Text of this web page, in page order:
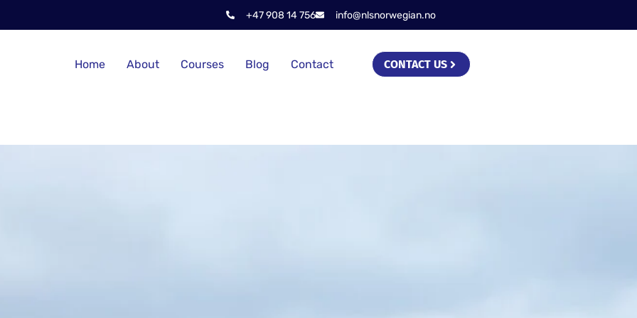
+47 908 14 756 info@nlsnorwegian.no
Home About Courses Blog Contact CONTACT US